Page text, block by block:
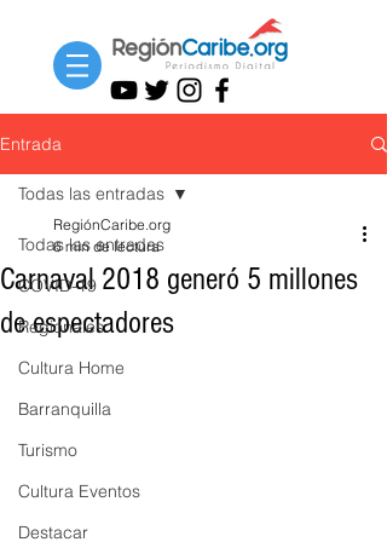
Entrada
Todas las entradas
COVID-19
Regionales
Cultura Home
Barranquilla
Turismo
Cultura Eventos
Destacar
Todas las entradas
Carnaval 2018 generó 5 millones
de espectadores
RegiónCaribe.org
6 min de lectura